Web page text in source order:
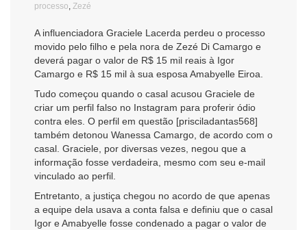
processo Zezé
A influenciadora Graciele Lacerda perdeu o processo
movido pelo filho e pela nora de Zezé Di Camargo e
deverá pagar o valor de R$ 15 mil reais à Igor
Camargo e R$ 15 mil à sua esposa Amabyelle Eiroa.
Tudo começou quando o casal acusou Graciele de
criar um perfil falso no Instagram para proferir ódio
contra eles. O perfil em questão [prisciladantas568]
também detonou Wanessa Camargo, de acordo com o
casal. Graciele, por diversas vezes, negou que a
informação fosse verdadeira, mesmo com seu e-mail
vinculado ao perfil.
Entretanto, a justiça chegou no acordo de que apenas
a equipe dela usava a conta falsa e definiu que o casal
Igor e Amabyelle fosse condenado a pagar o valor de